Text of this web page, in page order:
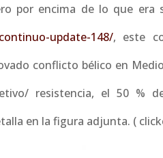
por encima de lo que era
update-148/, este
conflicto bélico en
resistencia, el 50 %
en la figura adjunta. (